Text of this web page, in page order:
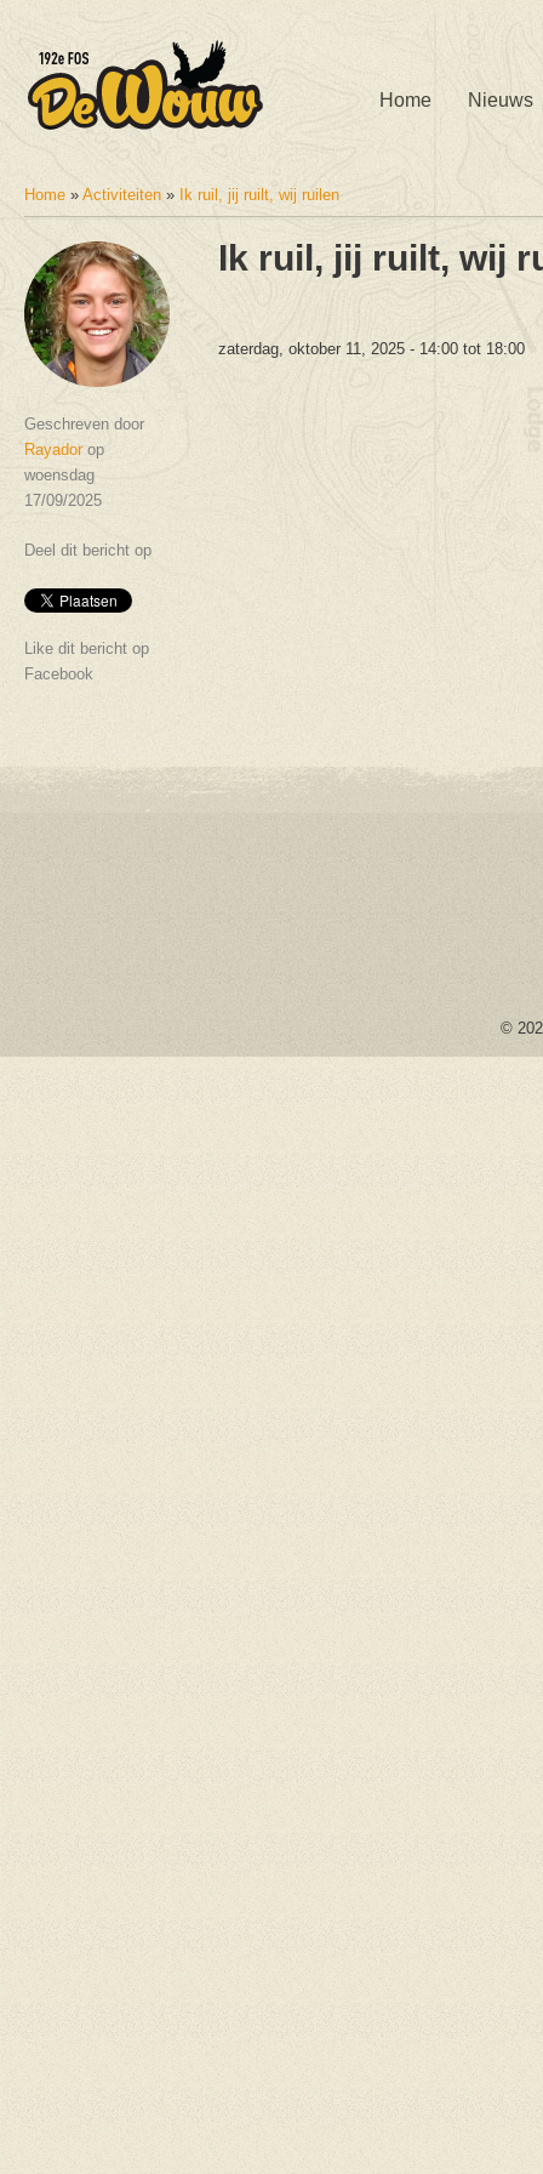
Home Nieuws
U bent hier
Home » Activiteiten » Ik ruil, jij ruilt, wij ruilen
Geschreven door
Rayadorop
woensdag
17/09/2025
Deel dit bericht op
Like dit bericht op
Facebook
Ik ruil, jij ruilt, wij
zaterdag, oktober 11, 2025 - 14:00 tot 18:00
©